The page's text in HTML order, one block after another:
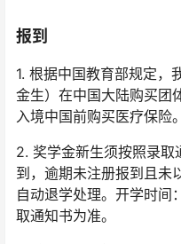
报到
1. 根据中国教育部规定，
金生）在中国大陆购买团
入境中国前购买医疗保险。
2. 奖学金新生须按照录取
到，逾期未注册报到且未
自动退学处理。开学时
取通知书为准。